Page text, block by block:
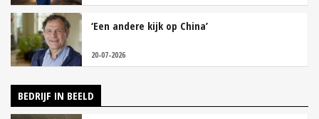
‘Een andere kijk op China’
20-07-2026
BEDRIJF IN BEELD